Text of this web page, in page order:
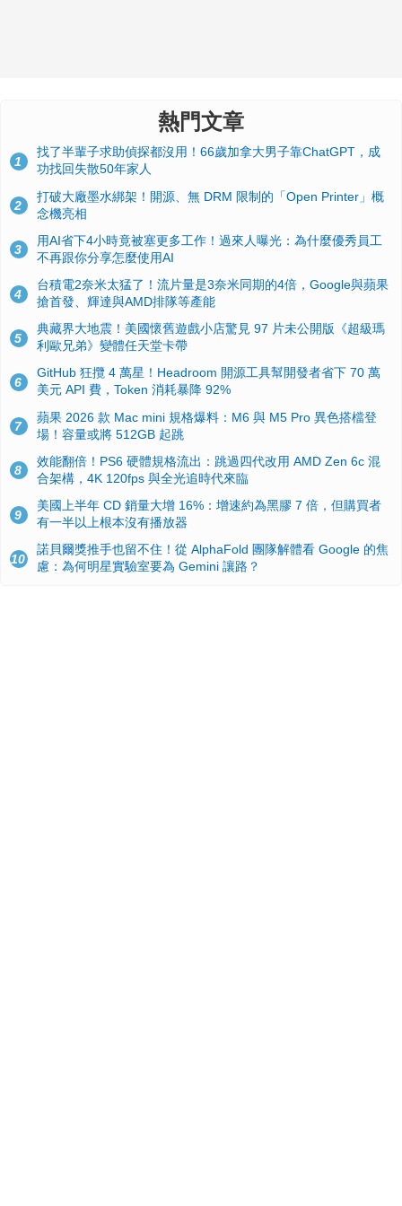
熱門文章
1
找了半輩子求助偵探都沒用！66歲加拿大男子靠ChatGPT，成
功找回失散50年家人
2
打破大廠墨水綁架！開源、無 DRM 限制的「Open Printer」概
念機亮相
3
用AI省下4小時竟被塞更多工作！過來人曝光：為什麼優秀員工
不再跟你分享怎麼使用AI
4
台積電2奈米太猛了！流片量是3奈米同期的4倍，Google與蘋果
搶首發、輝達與AMD排隊等產能
5
典藏界大地震！美國懷舊遊戲小店驚見 97 片未公開版《超級瑪
利歐兄弟》變體任天堂卡帶
6
GitHub 狂攬 4 萬星！Headroom 開源工具幫開發者省下 70 萬
美元 API 費，Token 消耗暴降 92%
7
蘋果 2026 款 Mac mini 規格爆料：M6 與 M5 Pro 異色搭檔登
場！容量或將 512GB 起跳
8
效能翻倍！PS6 硬體規格流出：跳過四代改用 AMD Zen 6c 混
合架構，4K 120fps 與全光追時代來臨
9
美國上半年 CD 銷量大增 16%：增速約為黑膠 7 倍，但購買者
有一半以上根本沒有播放器
10
諾貝爾獎推手也留不住！從 AlphaFold 團隊解體看 Google 的焦
慮：為何明星實驗室要為 Gemini 讓路？